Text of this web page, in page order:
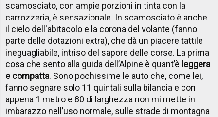
scamosciato, con ampie porzioni in tinta con la
carrozzeria, è sensazionale. In scamosciato è anche
il cielo dell'abitacolo e la corona del volante (fanno
parte delle dotazioni extra), che dà un piacere tattile
ineguagliabile, intriso del sapore delle corse. La prima
cosa che sento alla guida dell’Alpine è quant’è leggera
e compatta. Sono pochissime le auto che, come lei,
fanno segnare solo 11 quintali sulla bilancia e con
appena 1 metro e 80 di larghezza non mi mette in
imbarazzo nell’uso normale, sulle strade di montagna